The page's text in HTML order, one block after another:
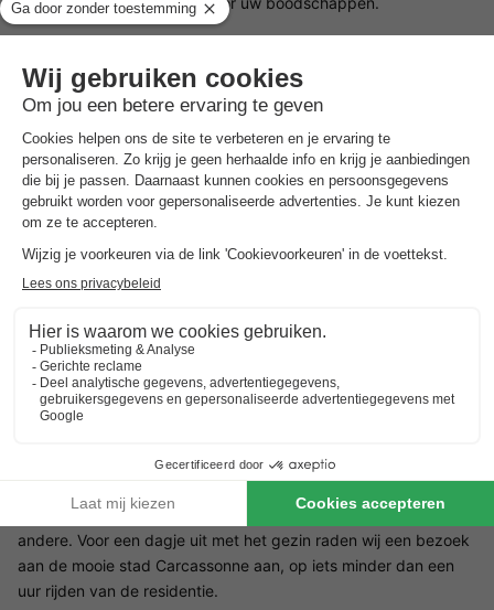
Er is geen restaurant in de Résidence Les Balcons de la
Méditerranée. Het centrum van Narbonne-Plage ligt echter op
slechts 600 meter van de residentie. U vindt er dus allerlei
restaurants waar u lekker kunt eten. Bezoek het restaurant Le
Bacchus des Karantes, waar u kunt genieten van traditionele
gerechten en tapas!
De omgeving van Résidence Les Balcons de la Méditerranée
In de omgeving van de residentie is van alles te doen voor jong
en oud, zodat iedereen een leuke vakantie kan hebben. U kunt
een bezoek brengen aan de duikclub, die op slechts 2 km
afstand van het vakantiedorp ligt. Er zijn ook veel activiteiten
vissen. Waarom organiseert u geen uitstapje naar het pretpark
vele attracties: glijbanen, elektrische auto's, ijspaleis en vele
andere. Voor een dagje uit met het gezin raden wij een bezoek
aan de mooie stad Carcassonne aan, op iets minder dan een
uur rijden van de residentie.